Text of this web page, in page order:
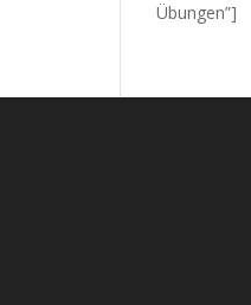
Übungen”]